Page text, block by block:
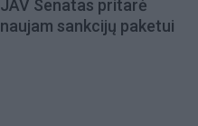
JAV Senatas pritarė
naujam sankcijų paketui